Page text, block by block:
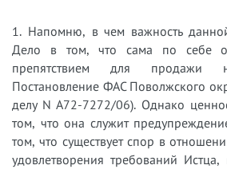
1. Напомню, в чем важность
Дело в том, что сама по себе
препятствием для продажи
Постановление ФАС Поволжского
делу N А72-7272/06). Однако
том, что она служит
том, что существует спор в
удовлетворения требований Истца,